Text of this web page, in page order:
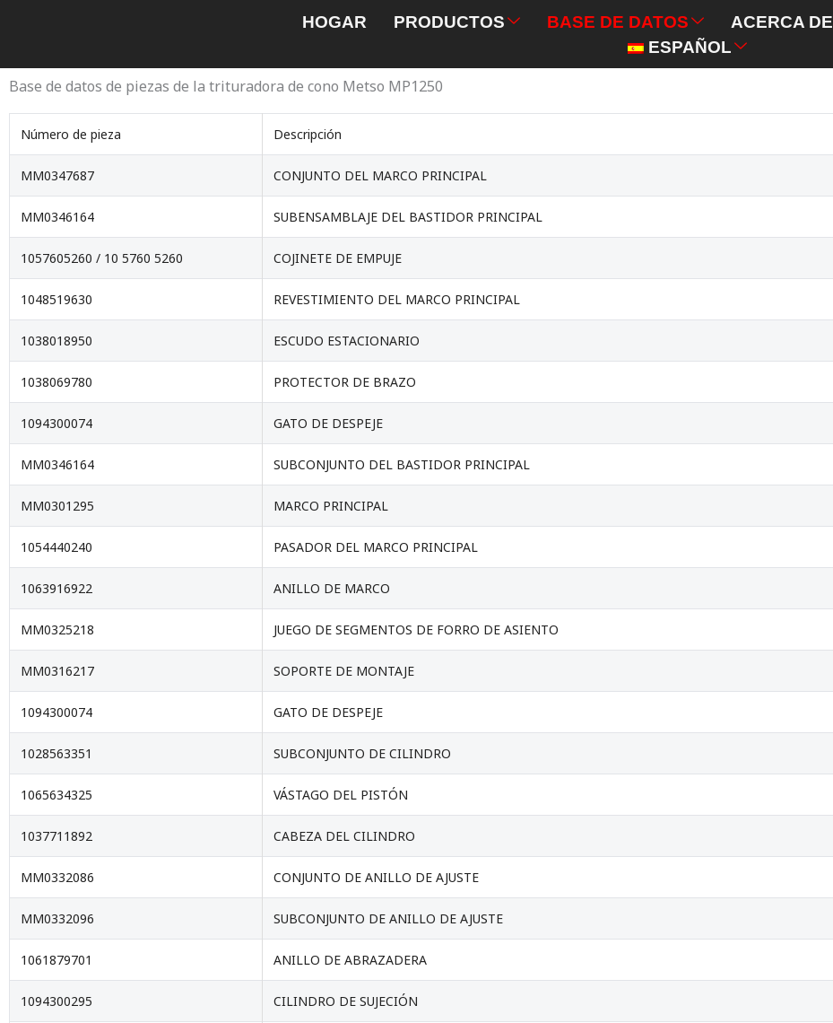
HOGAR PRODUCTOS BASE DE DATOS ACERCA DE
ESPAÑOL
Base de datos de piezas de la trituradora de cono Metso MP1250
Número de pieza Descripción
MM0347687 CONJUNTO DEL MARCO PRINCIPAL
MM0346164 SUBENSAMBLAJE DEL BASTIDOR PRINCIPAL
1057605260 / 10 5760 5260 COJINETE DE EMPUJE
1048519630 REVESTIMIENTO DEL MARCO PRINCIPAL
1038018950 ESCUDO ESTACIONARIO
1038069780 PROTECTOR DE BRAZO
1094300074 GATO DE DESPEJE
MM0346164 SUBCONJUNTO DEL BASTIDOR PRINCIPAL
MM0301295 MARCO PRINCIPAL
1054440240 PASADOR DEL MARCO PRINCIPAL
1063916922 ANILLO DE MARCO
MM0325218 JUEGO DE SEGMENTOS DE FORRO DE ASIENTO
MM0316217 SOPORTE DE MONTAJE
1094300074 GATO DE DESPEJE
1028563351 SUBCONJUNTO DE CILINDRO
1065634325 VÁSTAGO DEL PISTÓN
1037711892 CABEZA DEL CILINDRO
MM0332086 CONJUNTO DE ANILLO DE AJUSTE
MM0332096 SUBCONJUNTO DE ANILLO DE AJUSTE
1061879701 ANILLO DE ABRAZADERA
1094300295 CILINDRO DE SUJECIÓN